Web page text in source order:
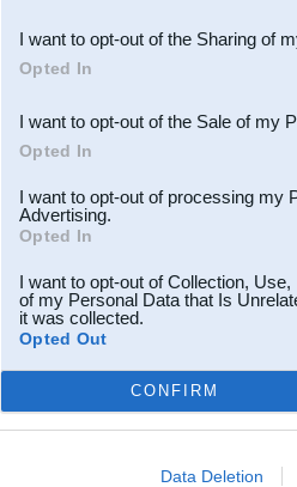
Downstream Participants
third parties.
I want to opt-out of the Sharing of
Opted In
I want to opt-out of the Sale of my
Opted In
I want to opt-out of processing my
Advertising.
Opted In
I want to opt-out of Collection,
of my Personal Data that Is
it was collected.
Opted Out
CONFIRM
Data Deletion